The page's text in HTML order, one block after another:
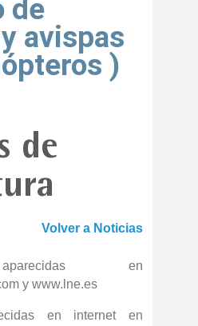
de
avispas
)
de
Volver a Noticias
en
y www.lne.es
en internet en